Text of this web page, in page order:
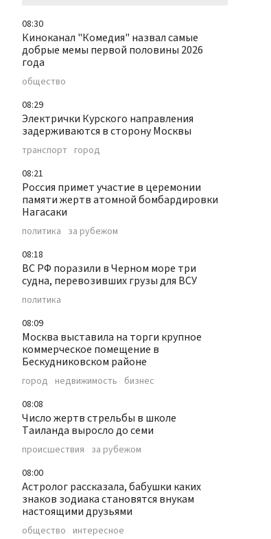
08:30
Киноканал "Комедия" назвал самые
добрые мемы первой половины 2026
года
общество
08:29
Электрички Курского направления
задерживаются в сторону Москвы
транспорт город
08:21
Россия примет участие в церемонии
памяти жертв атомной бомбардировки
Нагасаки
политика за рубежом
08:18
ВС РФ поразили в Черном море три
судна, перевозивших грузы для ВСУ
политика
08:09
Москва выставила на торги крупное
коммерческое помещение в
Бескудниковском районе
город недвижимость бизнес
08:08
Число жертв стрельбы в школе
Таиланда выросло до семи
происшествия за рубежом
08:00
Астролог рассказала, бабушки каких
знаков зодиака становятся внукам
настоящими друзьями
общество интересное